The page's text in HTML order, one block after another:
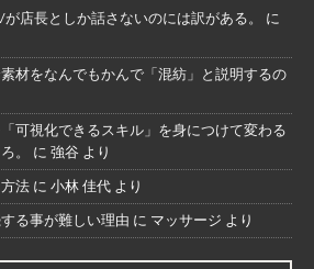
店長としか話さないのには訳がある。
に
材をなんでもかんで「混紡」と説明するの
可視化できるスキル」を身につけて変わる
。
に 強谷 より
法 に 小林 佳代 より
る事が難しい理由 に マッサージ より